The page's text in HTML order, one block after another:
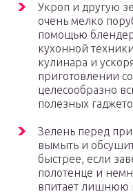
Укроп и другую
очень мелко
помощью
кухонной
кулинара и
приготовлении
целесообразно
полезных
Зелень перед
вымыть и
быстрее, если
полотенце и
впитает лишнюю